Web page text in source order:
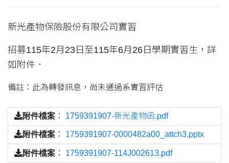
新光產物保險股份有限公司實習
招募115年2月23日至115年6月26日學期實習生，詳
如附件．
備註：此為轉發訊息，尚未通過系實習評估
附件檔案 ： 1759391907-新光產物函.pdf
附件檔案 ： 1759391907-0000482a00_attch3.pptx
附件檔案 ： 1759391907-114J002613.pdf